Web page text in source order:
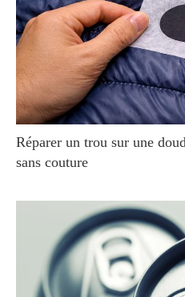
Réparer un trou sur une
sans couture